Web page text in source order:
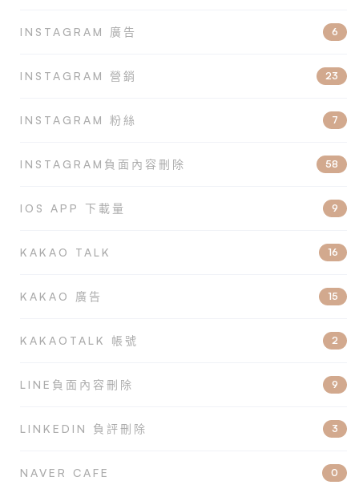
INSTAGRAM 廣告 6
INSTAGRAM 營銷 23
INSTAGRAM 粉絲 7
INSTAGRAM負面內容刪除 58
IOS APP 下載量 9
KAKAO TALK 16
KAKAO 廣告 15
KAKAOTALK 帳號 2
LINE負面內容刪除 9
LINKEDIN 負評刪除 3
NAVER CAFE 0